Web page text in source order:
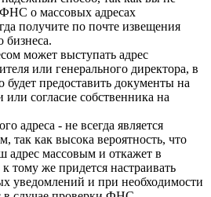
о массовых адресах
получите по почте извещения
бизнеса.
может выступать адрес
или генерального директора, в
будет предоставить документы на
или согласие собственника на
адреса - не всегда является
так как высока вероятность, что
адрес массовым и откажет в
тому же придется настраивать
уведомлений и при необходимости